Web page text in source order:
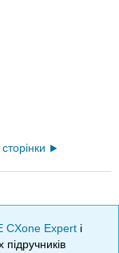
CXone Expert і